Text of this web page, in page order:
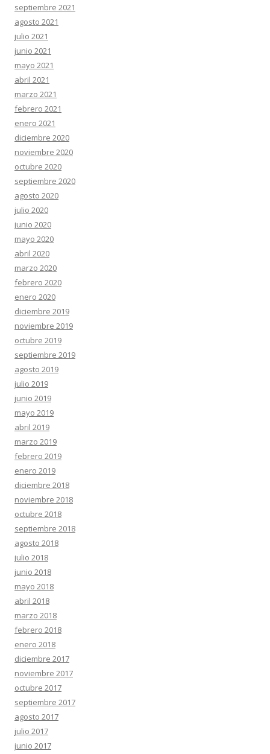
septiembre 2021
agosto 2021
julio 2021
junio 2021
mayo 2021
abril 2021
marzo 2021
febrero 2021
enero 2021
diciembre 2020
noviembre 2020
octubre 2020
septiembre 2020
agosto 2020
julio 2020
junio 2020
mayo 2020
abril 2020
marzo 2020
febrero 2020
enero 2020
diciembre 2019
noviembre 2019
octubre 2019
septiembre 2019
agosto 2019
julio 2019
junio 2019
mayo 2019
abril 2019
marzo 2019
febrero 2019
enero 2019
diciembre 2018
noviembre 2018
octubre 2018
septiembre 2018
agosto 2018
julio 2018
junio 2018
mayo 2018
abril 2018
marzo 2018
febrero 2018
enero 2018
diciembre 2017
noviembre 2017
octubre 2017
septiembre 2017
agosto 2017
julio 2017
junio 2017